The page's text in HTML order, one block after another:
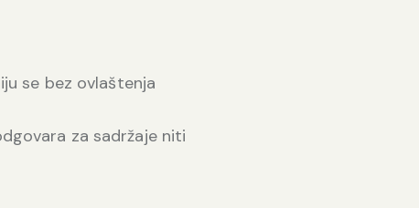
se bez ovlaštenja
za sadržaje niti